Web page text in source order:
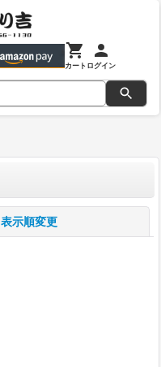
カートログイン
表示順変更